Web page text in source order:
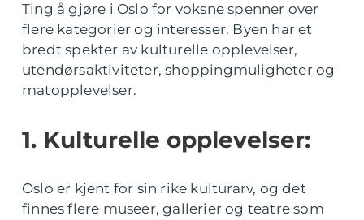
Ting å gjøre i Oslo for voksne spenner over
flere kategorier og interesser. Byen har et
bredt spekter av kulturelle opplevelser,
utendørsaktiviteter, shoppingmuligheter og
matopplevelser.
1. Kulturelle opplevelser:
Oslo er kjent for sin rike kulturarv, og det
finnes flere museer, gallerier og teatre som